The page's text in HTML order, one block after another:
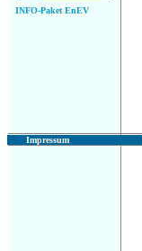
INFO-Paket EnEV
Impressum